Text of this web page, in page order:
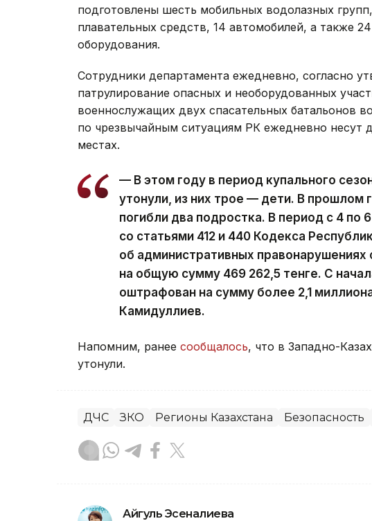
подготовлены шесть мобильных водолазных
плавательных средств, 14 автомобилей, а также
оборудования.
Сотрудники департамента ежедневно, согласно
патрулирование опасных и необорудованных
военнослужащих двух спасательных батальонов
по чрезвычайным ситуациям РК ежедневно несут
местах.
— В этом году в период купального
утонули, из них трое — дети. В прошлом
погибли два подростка. В период с 4 по
со статьями 412 и 440 Кодекса
об административных правонарушениях
на общую сумму 469 262,5 тенге. С
оштрафован на сумму более 2,1
Камидуллиев.
Напомним, ранее сообщалось, что в Западно-
утонули.
ДЧС ЗКО Регионы Казахстана Безопасность
Айгуль Эсеналиева